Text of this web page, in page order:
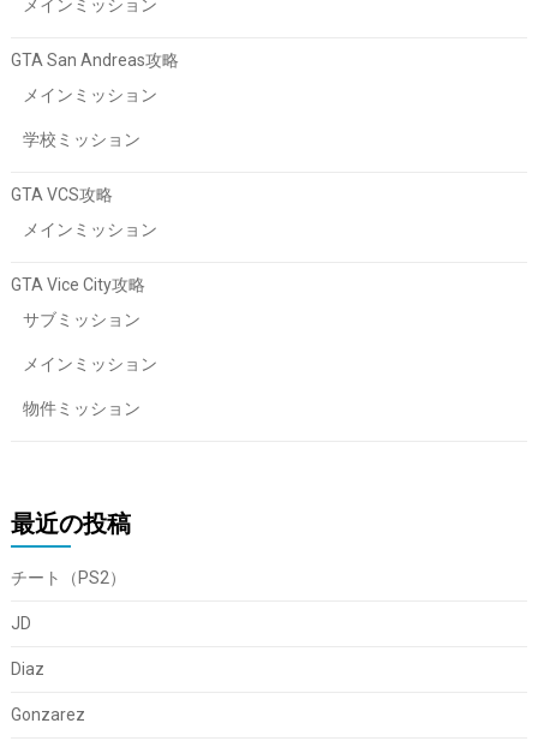
メインミッション
GTA San Andreas攻略
メインミッション
学校ミッション
GTA VCS攻略
メインミッション
GTA Vice City攻略
サブミッション
メインミッション
物件ミッション
最近の投稿
チート（PS2）
JD
Diaz
Gonzarez